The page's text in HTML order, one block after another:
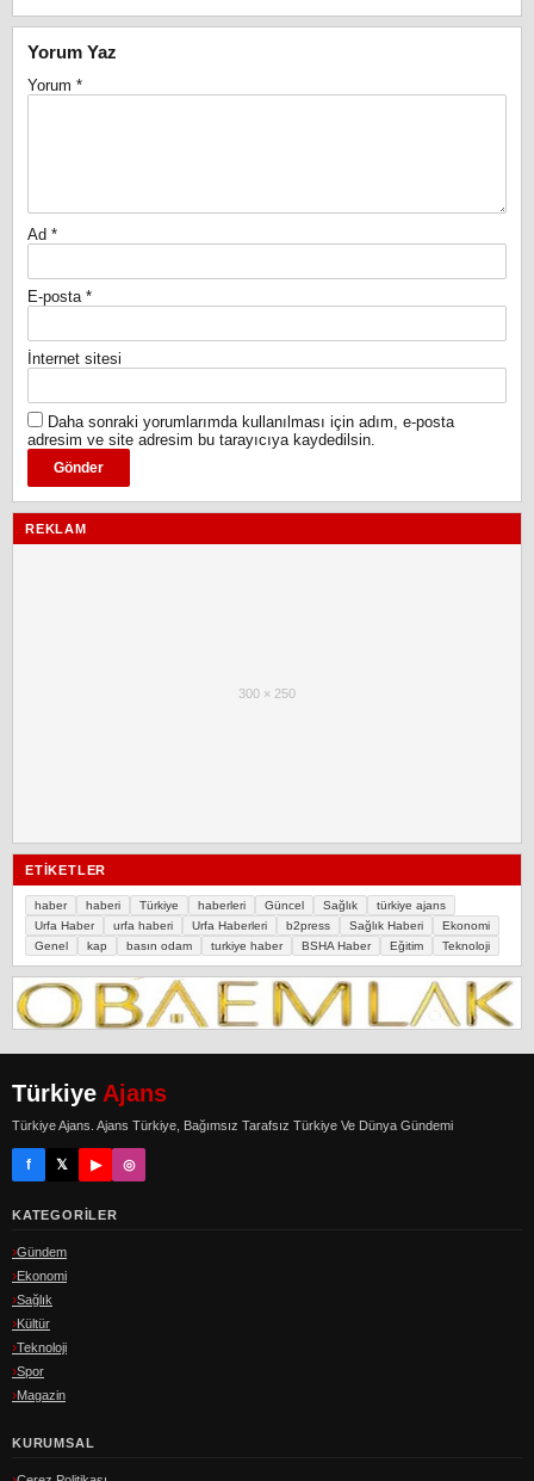
Yorum Yaz
Yorum *
Ad *
E-posta *
İnternet sitesi
Daha sonraki yorumlarımda kullanılması için adım, e-posta
adresim ve site adresim bu tarayıcıya kaydedilsin.
REKLAM
300 × 250
ETIKETLER
haber haberi Türkiye haberleri Güncel Sağlık
türkiye ajans
Urfa Haber
urfa haberi Urfa Haberleri b2press Sağlık Haberi
Ekonomi
Genel
kap basın odam turkiye haber BSHA Haber Eğitim Teknoloji
Türkiye Ajans
Türkiye Ajans. Ajans Türkiye, Bağımsız Tarafsız Türkiye Ve Dünya Gündemi
f 𝕏 ▶ ◎
KATEGORILER
Gündem
Ekonomi
Sağlık
Kültür
Teknoloji
Spor
Magazin
KURUMSAL